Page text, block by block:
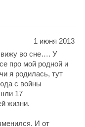
1 июня 2013
вижу во сне…. У
про мой родной и
я родилась, тут
с войны
17
жизни.
И от